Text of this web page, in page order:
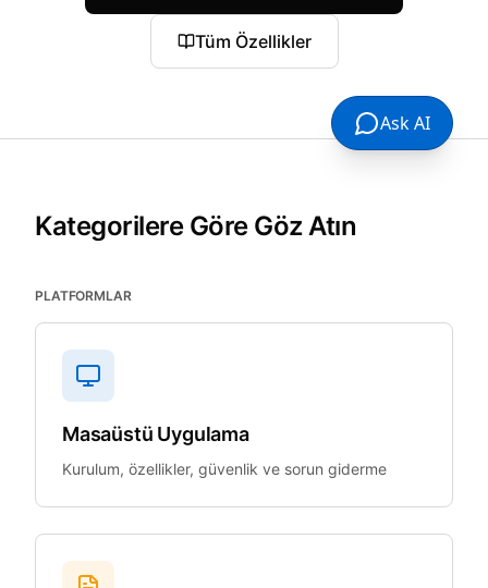
Tüm Özellikler
Kategorilere Göre Göz Atın
PLATFORMLAR
Masaüstü Uygulama
Kurulum, özellikler, güvenlik ve sorun giderme
Ask AI